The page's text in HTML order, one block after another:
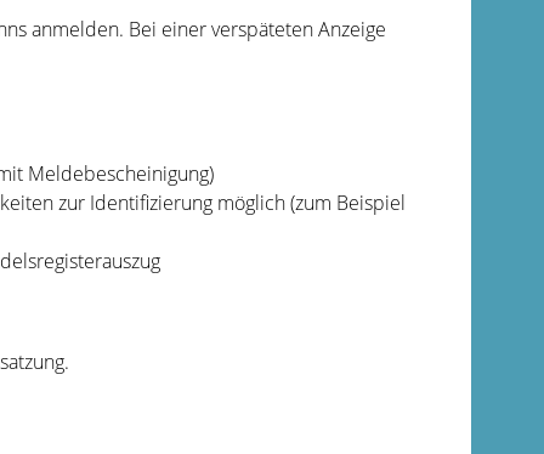
anmelden. Bei einer verspäteten Anzeige
Meldebescheinigung)
zur Identifizierung möglich (zum Beispiel